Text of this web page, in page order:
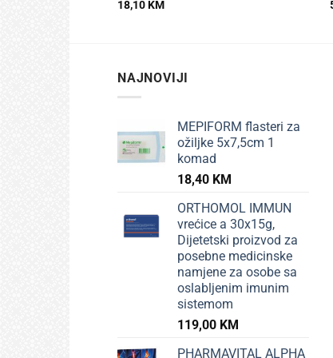
18,10KM
NAJNOVIJI
MEPIFORM flasteri za
ožiljke 5x7,5cm 1
komad
18,40 KM
ORTHOMOL IMMUN
vrećice a 30x15g,
Dijetetski proizvod za
posebne medicinske
namjene za osobe sa
oslabljenim imunim
sistemom
119,00 KM
PHARMAVITAL ALPHA